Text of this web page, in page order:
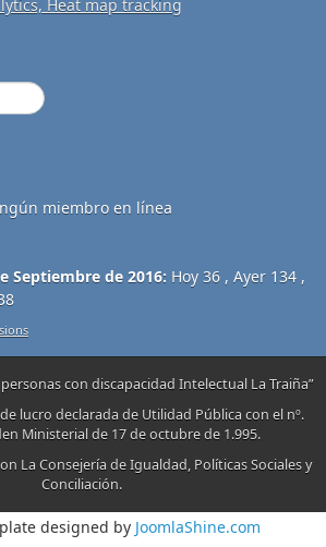
miembro en línea
Septiembre de 2016: Hoy 36 , Ayer 134 ,
con discapacidad Intelectual La Traiña”
lucro declarada de Utilidad Pública con el nº.
Ministerial de 17 de octubre de 1.995.
La Consejería de Igualdad, Políticas Sociales y
Conciliación.
designed by JoomlaShine.com